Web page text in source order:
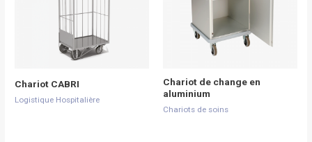
Chariot CABRI
Logistique Hospitalière
Chariot de change en
aluminium
Chariots de soins